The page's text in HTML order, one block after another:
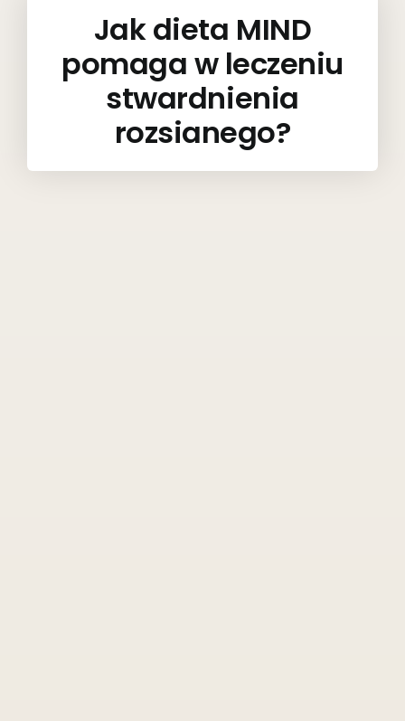
Jak dieta MIND
pomaga w leczeniu
stwardnienia
rozsianego?